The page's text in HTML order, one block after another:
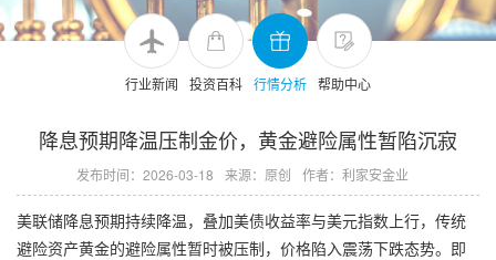
行业新闻 投资百科 行情分析 帮助中心
降息预期降温压制金价，黄金避险属性暂陷沉寂
发布时间：2026-03-18 来源：原创 作者：利家安金业
美联储降息预期持续降温，叠加美债收益率与美元指数上行，传统
避险资产黄金的避险属性暂时被压制，价格陷入震荡下跌态势。即